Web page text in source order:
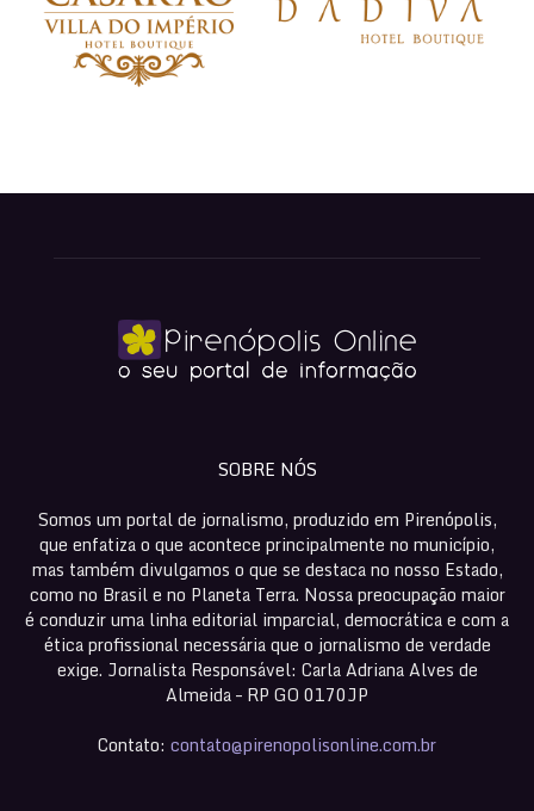
SOBRE NÓS
Somos um portal de jornalismo, produzido em Pirenópolis,
que enfatiza o que acontece principalmente no município,
mas também divulgamos o que se destaca no nosso Estado,
como no Brasil e no Planeta Terra. Nossa preocupação maior
é conduzir uma linha editorial imparcial, democrática e com a
ética profissional necessária que o jornalismo de verdade
exige. Jornalista Responsável: Carla Adriana Alves de
Almeida – RP GO 0170JP
Contato: contato@pirenopolisonline.com.br